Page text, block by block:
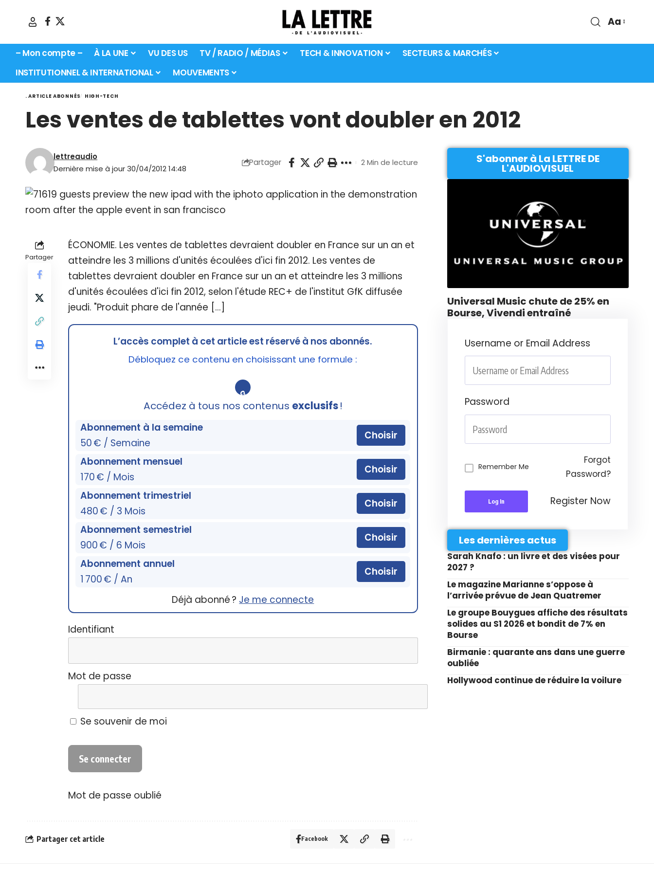
Aa
– Mon compte – À LA UNE VU DES US TV / RADIO / MÉDIAS TECH & INNOVATION
SECTEURS & MARCHÉS
INSTITUTIONNEL & INTERNATIONAL
MOUVEMENTS
. ARTICLE ABONNÉS HIGH-TECH
Les ventes de tablettes vont doubler en 2012
Dernière mise à jour 30/04/2012 14:48
lettreaudio
Partager 2 Min de lecture
Partager
ÉCONOMIE. Les ventes de tablettes devraient doubler en France sur un an et
atteindre les 3 millions d'unités écoulées d'ici fin 2012. Les ventes de
tablettes devraient doubler en France sur un an et atteindre les 3 millions
d'unités écoulées d'ici fin 2012, selon l'étude REC+ de l'institut GfK diffusée
jeudi. "Produit phare de l'année […]
L’accès complet à cet article est réservé à nos abonnés.
Débloquez ce contenu en choisissant une formule :
🔒
Accédez à tous nos contenus exclusifs!
Abonnement à la semaine
50 € / Semaine
Choisir
Abonnement mensuel
170 € / Mois
Choisir
Abonnement trimestriel
480 € / 3 Mois
Choisir
Abonnement semestriel
900 € / 6 Mois
Choisir
Abonnement annuel
1 700 € / An
Choisir
Déjà abonné ? Je me connecte
Identifiant
Mot de passe
Se souvenir de moi
Mot de passe oublié
Partager cet article Facebook
S'abonner à La LETTRE DE
L'AUDIOVISUEL
Universal Music chute de 25% en
Bourse, Vivendi entraîné
Username or Email Address
Password
Remember Me
Forgot
Password?
Log In Register Now
Les dernières actus
Sarah Knafo : un livre et des visées pour
2027 ?
Le magazine Marianne s’oppose à
l’arrivée prévue de Jean Quatremer
Le groupe Bouygues affiche des résultats
solides au S1 2026 et bondit de 7% en
Bourse
Birmanie : quarante ans dans une guerre
oubliée
Hollywood continue de réduire la voilure